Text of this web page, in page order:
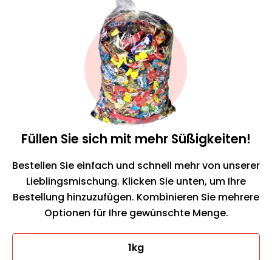
Füllen Sie sich mit mehr Süßigkeiten!
Bestellen Sie einfach und schnell mehr von unserer
Lieblingsmischung. Klicken Sie unten, um Ihre
Bestellung hinzuzufügen. Kombinieren Sie mehrere
Optionen für Ihre gewünschte Menge.
1kg